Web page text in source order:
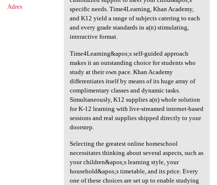
Adres
specific needs. Time4Learning, Khan Academy,
and K12 yield a range of subjects catering to each
and every grade standards in a(n) stimulating,
interactive format.
Time4Learning&apos;s self-guided approach
makes it an outstanding choice for students who
study at their own pace. Khan Academy
differentiates itself by means of its huge array of
complimentary classes and dynamic tasks.
Simultaneously, K12 supplies a(n) whole solution
for K-12 learning with live-streamed internet-based
sessions and real supplies shipped directly to your
doorstep.
Selecting the greatest online homeschool
necessitates thinking about several aspects, such as
your children&apos;s learning style, your
household&apos;s timetable, and its price. Every
one of these choices are set up to enable studying